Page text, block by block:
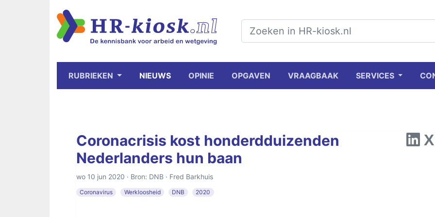
RUBRIEKEN NIEUWS OPINIE OPGAVEN VRAAGBAAK SERVICES
Coronacrisis kost honderdduizenden
Nederlanders hun baan
wo 10 jun 2020 · Bron: DNB · Fred Barkhuis
Coronavirus Werkloosheid DNB 2020